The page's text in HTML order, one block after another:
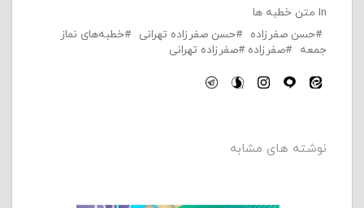
In متن خطبه ها
حسن صفرزاده
حسن صفرزاده تهرانی
خطبه‌های نماز
جمعه
صفرزاده صفرزاده تهرانی
نوشته های مشابه